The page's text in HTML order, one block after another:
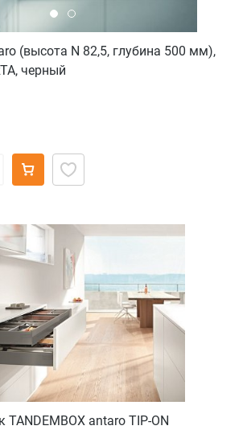
(высота N 82,5, глубина 500 мм),
черный
antaro TIP-ON